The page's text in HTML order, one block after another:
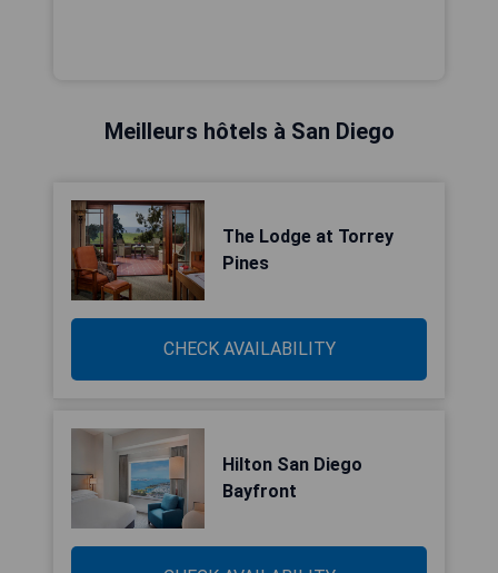
Meilleurs hôtels à San Diego
The Lodge at Torrey
Pines
CHECK AVAILABILITY
Hilton San Diego
Bayfront